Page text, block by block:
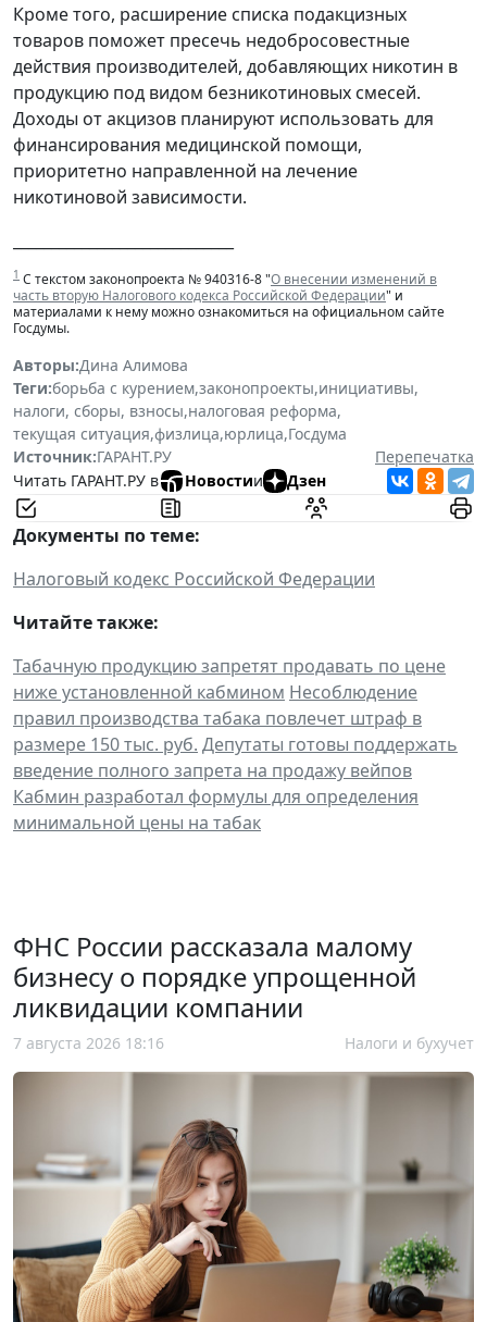
Кроме того, расширение списка подакцизных
товаров поможет пресечь недобросовестные
действия производителей, добавляющих никотин в
продукцию под видом безникотиновых смесей.
Доходы от акцизов планируют использовать для
финансирования медицинской помощи,
приоритетно направленной на лечение
никотиновой зависимости.
1 С текстом законопроекта № 940316-8 "О внесении изменений в
часть вторую Налогового кодекса Российской Федерации" и
материалами к нему можно ознакомиться на официальном сайте
Госдумы.
Авторы:Дина Алимова
Теги:борьба с курением,законопроекты,инициативы,
налоги, сборы, взносы,налоговая реформа,
текущая ситуация,физлица,юрлица,Госдума
Источник:ГАРАНТ.РУ
Перепечатка
Читать ГАРАНТ.РУ в
Новостии Дзен
Документы по теме:
Налоговый кодекс Российской Федерации
Читайте также:
Табачную продукцию запретят продавать по цене
ниже установленной кабмином Несоблюдение
правил производства табака повлечет штраф в
размере 150 тыс. руб. Депутаты готовы поддержать
введение полного запрета на продажу вейпов
Кабмин разработал формулы для определения
минимальной цены на табак
ФНС России рассказала малому
бизнесу о порядке упрощенной
ликвидации компании
7 августа 2026 18:16 Налоги и бухучет